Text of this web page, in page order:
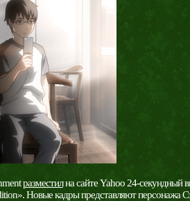
разместилна сайте Yahoo 24-секундный
Новые кадры представляют персонажа